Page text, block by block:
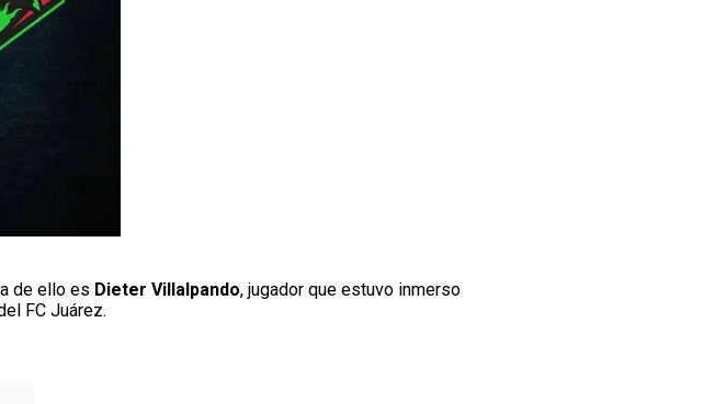
de ello es Dieter Villalpando, jugador que estuvo inmerso
FC Juárez.